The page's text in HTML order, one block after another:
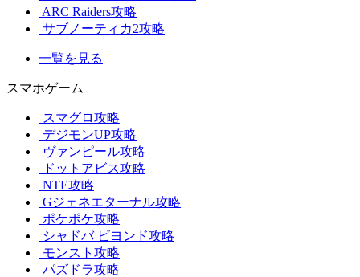
ARC Raiders攻略
サブノーティカ2攻略
一覧を見る
スマホゲーム
スマグロ攻略
デジモンUP攻略
ヴァンピール攻略
ドットアビス攻略
NTE攻略
Gジェネエターナル攻略
ポケポケ攻略
シャドバ ビヨンド攻略
モンスト攻略
パズドラ攻略